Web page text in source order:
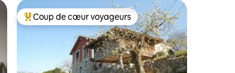
Coups de cœur voyageurs les plus appréciés
Coup de cœur voyageurs